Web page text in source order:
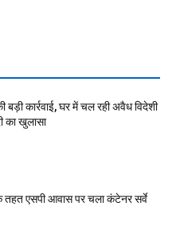
बड़ी कार्रवाई, घर में चल रही अवैध विदेशी
का खुलासा
तहत एसपी आवास पर चला कंटेनर सर्वे